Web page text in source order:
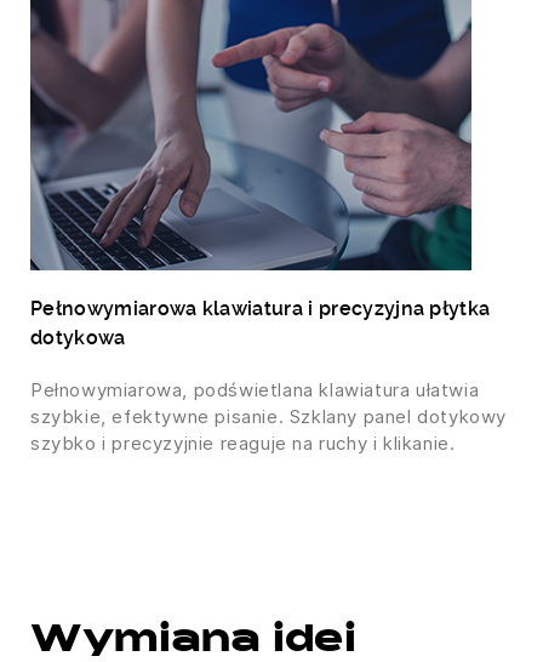
Pełnowymiarowa klawiatura i precyzyjna płytka
dotykowa
Pełnowymiarowa, podświetlana klawiatura ułatwia
szybkie, efektywne pisanie. Szklany panel dotykowy
szybko i precyzyjnie reaguje na ruchy i klikanie.
Wymiana idei